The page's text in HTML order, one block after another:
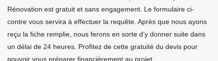
Rénovation est gratuit et sans engagement. Le formulaire ci-
contre vous servira à effectuer la requête. Après que nous ayons
reçu la fiche remplie, nous ferons en sorte d’y donner suite dans
un délai de 24 heures. Profitez de cette gratuité du devis pour
pouvoir vous préparer financièrement au projet.